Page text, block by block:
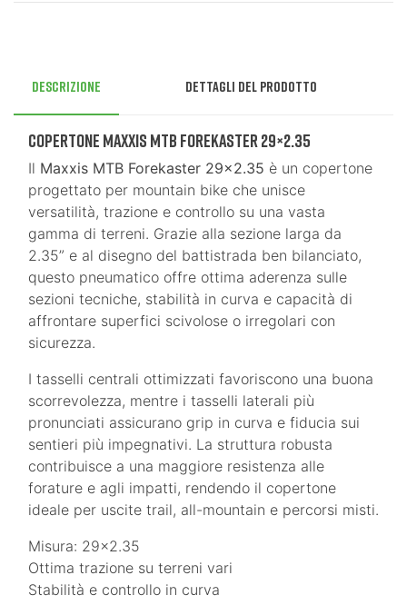
Descrizione Dettagli del prodotto
Copertone Maxxis MTB Forekaster 29×2.35
Il Maxxis MTB Forekaster 29×2.35 è un copertone
progettato per mountain bike che unisce
versatilità, trazione e controllo su una vasta
gamma di terreni. Grazie alla sezione larga da
2.35” e al disegno del battistrada ben bilanciato,
questo pneumatico offre ottima aderenza sulle
sezioni tecniche, stabilità in curva e capacità di
affrontare superfici scivolose o irregolari con
sicurezza.
I tasselli centrali ottimizzati favoriscono una buona
scorrevolezza, mentre i tasselli laterali più
pronunciati assicurano grip in curva e fiducia sui
sentieri più impegnativi. La struttura robusta
contribuisce a una maggiore resistenza alle
forature e agli impatti, rendendo il copertone
ideale per uscite trail, all-mountain e percorsi misti.
Misura: 29×2.35
Ottima trazione su terreni vari
Stabilità e controllo in curva